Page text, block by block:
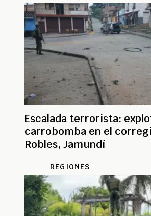
Escalada terrorista:
carrobomba en el
Robles, Jamundí
REGIONES